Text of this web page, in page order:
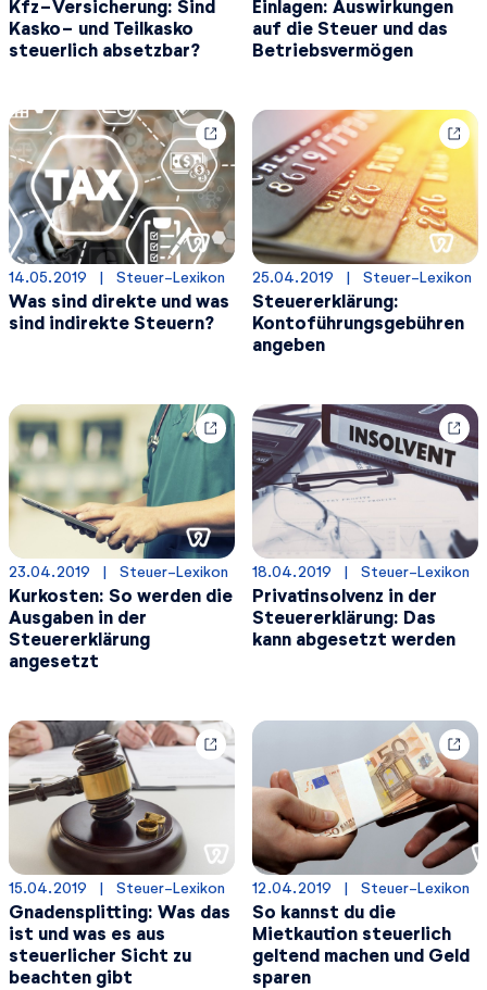
Kfz-Versicherung: Sind
Kasko- und Teilkasko
steuerlich absetzbar?
Einlagen: Auswirkungen
auf die Steuer und das
Betriebsvermögen
14.05.2019
  |
Steuer-Lexikon
Was sind direkte und was
sind indirekte Steuern?
25.04.2019
  |
Steuer-Lexikon
Steuererklärung:
Kontoführungsgebühren
angeben
23.04.2019
  |
Steuer-Lexikon
Kurkosten: So werden die
Ausgaben in der
Steuererklärung
angesetzt
18.04.2019
  |
Steuer-Lexikon
Privatinsolvenz in der
Steuererklärung: Das
kann abgesetzt werden
15.04.2019
  |
Steuer-Lexikon
Gnadensplitting: Was das
ist und was es aus
steuerlicher Sicht zu
beachten gibt
12.04.2019
  |
Steuer-Lexikon
So kannst du die
Mietkaution steuerlich
geltend machen und Geld
sparen